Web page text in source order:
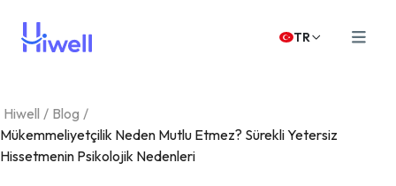
TR
Hiwell / Blog /
Mükemmeliyetçilik Neden Mutlu Etmez? Sürekli Yetersiz
Hissetmenin Psikolojik Nedenleri